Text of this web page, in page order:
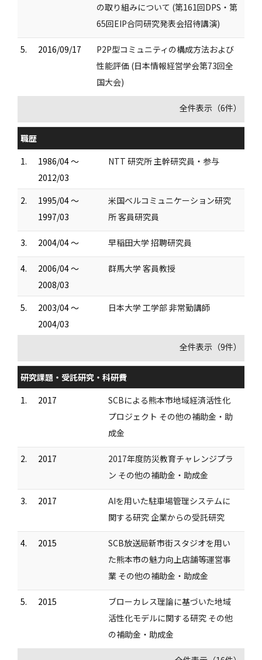
の取り組みについて (第161回DPS・第
65回EIP合同研究発表会招待講演)
5. 2016/09/17
P2P型コミュニティの構成方法および
性能評価 (日本情報経営学会第73回全
国大会)
全件表示（6件）
職歴
1.
1986/04 ～
2012/03
NTT 研究所 主幹研究員・参与
2.
1995/04 ～
1997/03
米国ベルコミュニケーション研究
所 客員研究員
3. 2004/04 ～ 早稲田大学 招聘研究員
4.
2006/04 ～
2008/03
群馬大学 客員教授
5.
2003/04 ～
2004/03
日本大学 工学部 非常勤講師
全件表示（9件）
研究課題・受託研究・科研費
1.
2017
SCBによる熊本市地域経済活性化
プロジェクト その他の補助金・助
成金
2. 2017
2017年度防災教育チャレンジプラ
ン その他の補助金・助成金
3. 2017
AIを用いた駐車場管理システムに
関する研究 企業からの受託研究
4. 2015
SCB放送局新市街スタジオを用い
た熊本市の魅力向上店舗等運営事
業 その他の補助金・助成金
5. 2015
ブローカレス理論に基づいた地域
活性化モデルに関する研究 その他
の補助金・助成金